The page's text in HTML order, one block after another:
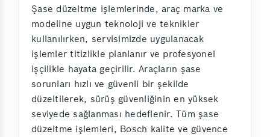
Şase düzeltme işlemlerinde, araç marka ve
modeline uygun teknoloji ve teknikler
kullanılırken, servisimizde uygulanacak
işlemler titizlikle planlanır ve profesyonel
işçilikle hayata geçirilir. Araçların şase
sorunları hızlı ve güvenli bir şekilde
düzeltilerek, sürüş güvenliğinin en yüksek
seviyede sağlanması hedeflenir. Tüm şase
düzeltme işlemleri, Bosch kalite ve güvence